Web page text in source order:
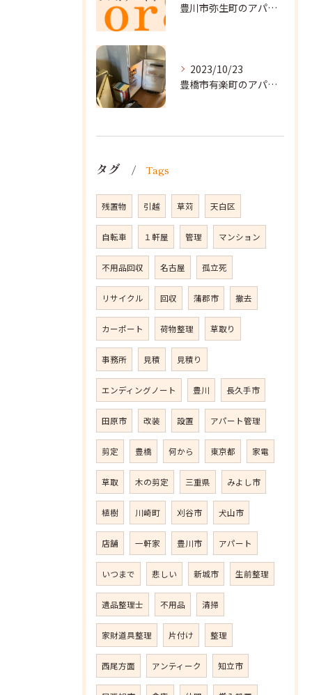
豊川市弥生町のアパート改装に向かいました。
2023/10/23
豊橋市有楽町のアパートに遺品整理に向かいました。
タグ Tags
残置物 引越 草苅 天白区
自転車 １軒屋 管理 マンション
不用品回収 名古屋 孤立死
リサイクル 回収 蒲郡市 撤去
カーポート 荷物整理 草取り
事務所 見積 見積り
エンディングノート 豊川 長久手市
田原市 改装 設置 アパート管理
剪定 豊橋 何から 東京都 家電
草取 木の剪定 三重県 みよし市
植樹 川崎町 刈谷市 犬山市
店舗 一軒家 豊川市 アパート
いつまで 悲しい 新城市 生前整理
遺品整理士 不用品 清掃
家財道具整理 片付け 整理
西尾方面 アンティーク 知立市